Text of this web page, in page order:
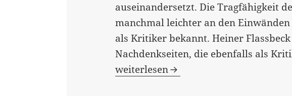
auseinandersetzt. Die Tragfähigkeit
manchmal leichter an den
als Kritiker bekannt. Heiner
Nachdenkseiten, die ebenfalls als
weiterlesen